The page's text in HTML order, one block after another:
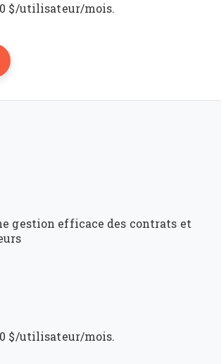
$/utilisateur/mois.
gestion efficace des contrats et
$/utilisateur/mois.